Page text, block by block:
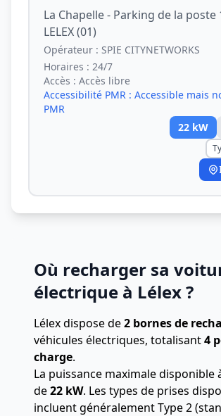
La Chapelle - Parking de la poste
LELEX (01)
Opérateur : SPIE CITYNETWORKS
Horaires : 24/7
Accès : Accès libre
Accessibilité PMR : Accessible mais
PMR
22 kW
Où recharger sa
électrique à Lélex ?
Lélex dispose de2 bornes de
véhicules électriques, totalisant4
charge.
La puissance maximale disponible
de22 kW. Les types de prises
incluent généralement Type 2